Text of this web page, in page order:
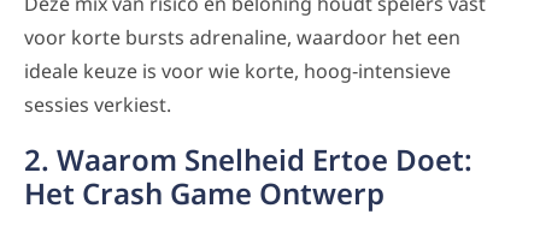
voor korte bursts adrenaline, waardoor het een
ideale keuze is voor wie korte, hoog‑intensieve
sessies verkiest.
2. Waarom Snelheid Ertoe Doet:
Het Crash Game Ontwerp